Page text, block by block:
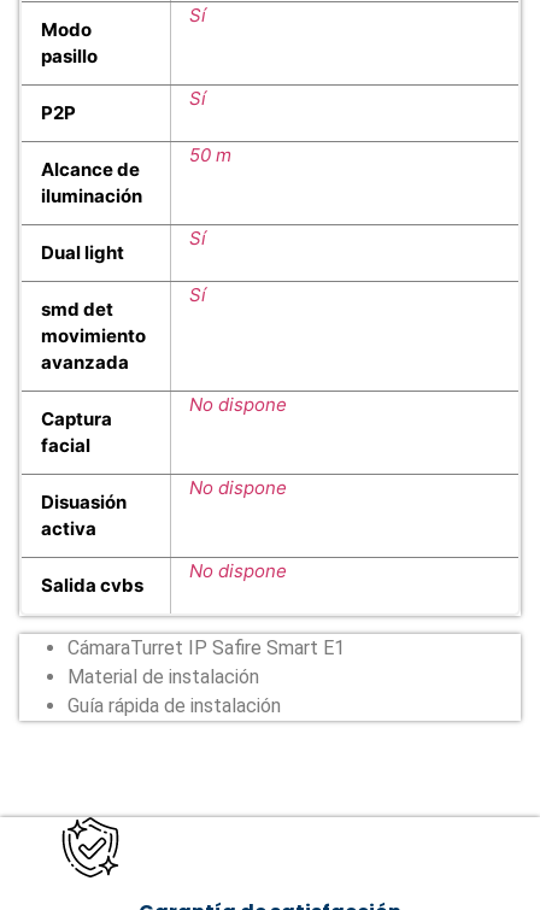
Modo
pasillo
Sí
P2P
Sí
Alcance de
iluminación
50 m
Dual light
Sí
smd det
movimiento
avanzada
Sí
Captura
facial
No dispone
Disuasión
activa
No dispone
Salida cvbs
No dispone
CámaraTurret IP Safire Smart E1
Material de instalación
Guía rápida de instalación